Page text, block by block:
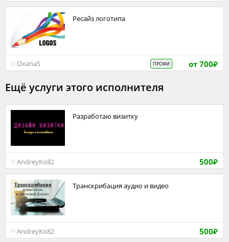
Ресайз логотипа
от 700₽
ПРОФИ
OxanaS
Ещё услуги этого исполнителя
разработаю визитку
500₽
AndreyKo82
транскрибация аудио и видео
500₽
AndreyKo82